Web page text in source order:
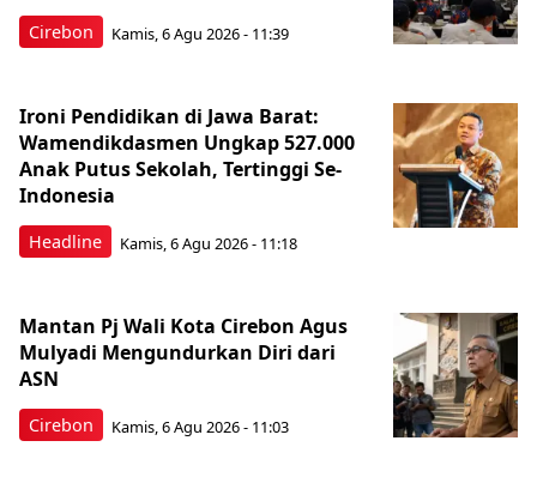
Cirebon Kamis, 6 Agu 2026 - 11:39
Headline
Ironi Pendidikan di Jawa Barat:
Wamendikdasmen Ungkap 527.000
Anak Putus Sekolah, Tertinggi Se-
Indonesia
Kamis, 6 Agu 2026 - 11:18
Cirebon
Mantan Pj Wali Kota Cirebon Agus
Mulyadi Mengundurkan Diri dari
ASN
Kamis, 6 Agu 2026 - 11:03